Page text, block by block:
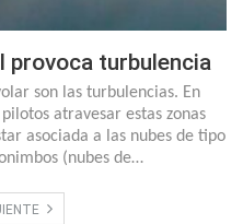
provoca turbulencia
son las turbulencias. En
atravesar estas zonas
asociada a las nubes de tipo
(nubes de…